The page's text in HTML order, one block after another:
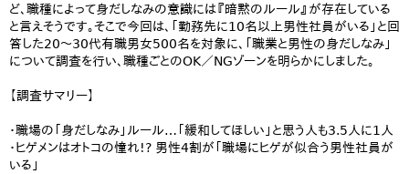
ど、職種によって身だしなみの意識には『暗黙のルール』が存在している
と言えそうです。そこで今回は、「勤務先に10名以上男性社員がいる」と回
答した20～30代有職男女500名を対象に、「職業と男性の身だしなみ」
について調査を行い、職種ごとのOK／NGゾーンを明らかにしました。
【調査サマリー】
・職場の「身だしなみ」ルール…「緩和してほしい」と思う人も3.5人に1人
・ヒゲメンはオトコの憧れ!? 男性4割が「職場にヒゲが似合う男性社員が
いる」